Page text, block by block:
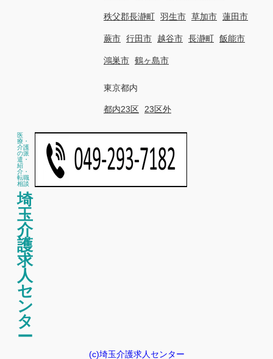
秩父郡長瀞町 羽生市 草加市 蓮田市
蕨市 行田市 越谷市 長瀞町 飯能市
鴻巣市 鶴ヶ島市
東京都内
都内23区 23区外
医
療・
介護
の派
遣・
紹
介・
転職
相談
埼
玉
介
護
求
人
セ
ン
タ
ー
(c)埼玉介護求人センター